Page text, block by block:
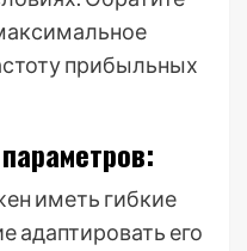
прибыльных
иметь гибкие
адаптировать его